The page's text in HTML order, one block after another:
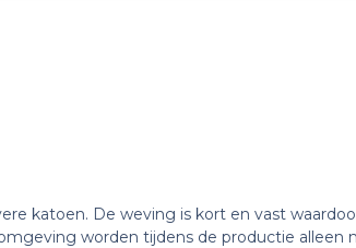
katoen. De weving is kort en vast
worden tijdens de productie alleen